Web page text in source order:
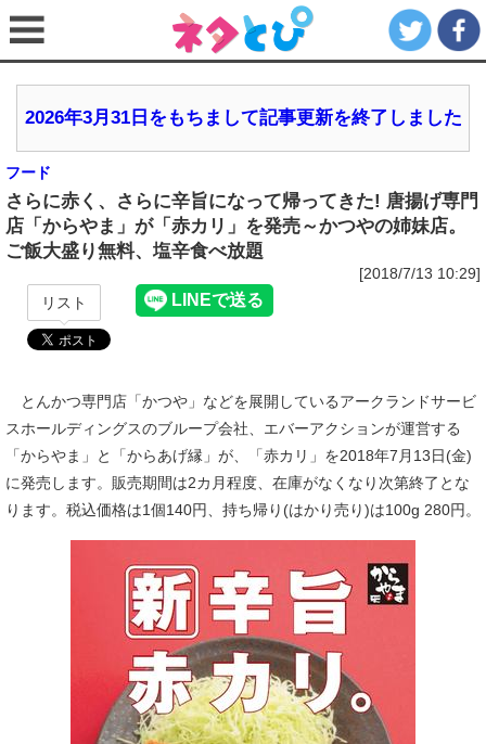
2026年3月31日をもちまして記事更新を終了しました
フード
さらに赤く、さらに辛旨になって帰ってきた! 唐揚げ専門
店「からやま」が「赤カリ」を発売～かつやの姉妹店。
ご飯大盛り無料、塩辛食べ放題
[2018/7/13 10:29]
リスト
とんかつ専門店「かつや」などを展開しているアークランドサービ
スホールディングスのブループ会社、エバーアクションが運営する
「からやま」と「からあげ縁」が、「赤カリ」を2018年7月13日(金)
に発売します。販売期間は2カ月程度、在庫がなくなり次第終了とな
ります。税込価格は1個140円、持ち帰り(はかり売り)は100g 280円。